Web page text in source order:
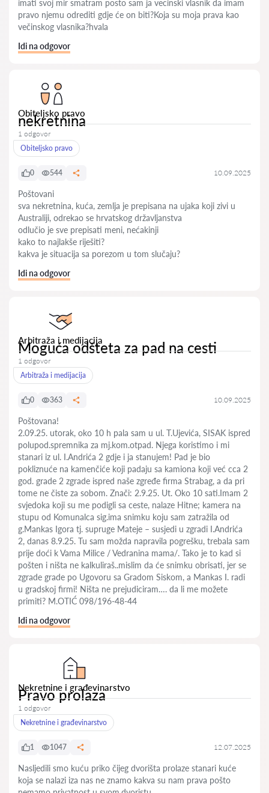
imati svoj mir smatram posto sam ja vecinski vlasnik da imam
pravo njemu odrediti gdje će on biti?Koja su moja prava kao
večinskog vlasnika?hvala
Idi na odgovor
Obiteljsko pravo
nekretnina
1 odgovor
Obiteljsko pravo
0 544 10.09.2025
Poštovani
sva nekretnina, kuća, zemlja je prepisana na ujaka koji zivi u
Australiji, odrekao se hrvatskog državljanstva
odlučio je sve prepisati meni, nećakinji
kako to najlakše riješiti?
kakva je situacija sa porezom u tom slučaju?
Idi na odgovor
Arbitraža i medijacija
Moguća odšteta za pad na cesti
1 odgovor
Arbitraža i medijacija
0 363 10.09.2025
Poštovana!
2.09.25. utorak, oko 10 h pala sam u ul. T.Ujevića, SISAK ispred
polupod.spremnika za mj.kom.otpad. Njega koristimo i mi
stanari iz ul. I.Andrića 2 gdje i ja stanujem! Pad je bio
pokliznuće na kamenčiće koji padaju sa kamiona koji već cca 2
god. grade 2 zgrade ispred naše zgređe firma Strabag, a da pri
tome ne čiste za sobom. Znači: 2.9.25. Ut. Oko 10 sati.Imam 2
svjedoka koji su me podigli sa ceste, nalaze Hitne; kamera na
stupu od Komunalca sig.ima snimku koju sam zatražila od
g.Mankas Igora tj. supruge Mateje – susjedi u zgradi I.Andrića
2, danas 8.9.25. Tu sam možda napravila pogrešku, trebala sam
prije doći k Vama Milice / Vedranina mama/. Tako je to kad si
pošten i ništa ne kalkuliraš..mislim da će snimku obrisati, jer se
zgrade grade po Ugovoru sa Gradom Siskom, a Mankas I. radi
u gradskoj firmi! Ništa ne prejudiciram…. da li me možete
primiti? M.OTIĆ 098/196-48-44
Idi na odgovor
Nekretnine i građevinarstvo
Pravo prolaza
1 odgovor
Nekretnine i građevinarstvo
1 1047 12.07.2025
Nasljedili smo kuću priko čijeg dvorišta prolaze stanari kuće
koja se nalazi iza nas ne znamo kakva su nam prava pošto